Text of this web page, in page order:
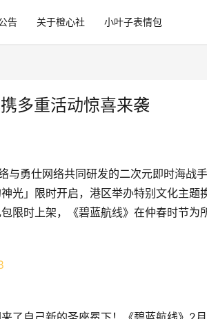
告 关于橙心社 小叶子表情包
多重活动惊喜来袭
勇仕网络共同研发的二次元即时海战
光」限时开启，港区举办特别文化主题
限时上架，《碧蓝航线》在仲春时节为